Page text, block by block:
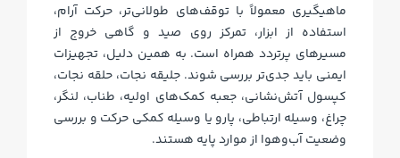
ماهیگیری معمولاً با توقف‌های طولانی‌تر، حرکت آرام،
استفاده از ابزار، تمرکز روی صید و گاهی خروج از
مسیرهای پرتردد همراه است. به همین دلیل، تجهیزات
ایمنی باید جدی‌تر بررسی شوند. جلیقه نجات، حلقه نجات،
کپسول آتش‌نشانی، جعبه کمک‌های اولیه، طناب، لنگر،
چراغ، وسیله ارتباطی، پارو یا وسیله کمکی حرکت و بررسی
وضعیت آب‌وهوا از موارد پایه هستند.